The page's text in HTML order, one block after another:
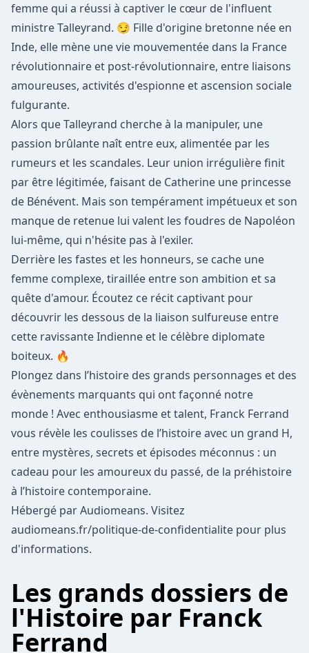
femme qui a réussi à captiver le cœur de l'influent
ministre Talleyrand. 😏 Fille d'origine bretonne née en
Inde, elle mène une vie mouvementée dans la France
révolutionnaire et post-révolutionnaire, entre liaisons
amoureuses, activités d'espionne et ascension sociale
fulgurante.
Alors que Talleyrand cherche à la manipuler, une
passion brûlante naît entre eux, alimentée par les
rumeurs et les scandales. Leur union irrégulière finit
par être légitimée, faisant de Catherine une princesse
de Bénévent. Mais son tempérament impétueux et son
manque de retenue lui valent les foudres de Napoléon
lui-même, qui n'hésite pas à l'exiler.
Derrière les fastes et les honneurs, se cache une
femme complexe, tiraillée entre son ambition et sa
quête d'amour. Écoutez ce récit captivant pour
découvrir les dessous de la liaison sulfureuse entre
cette ravissante Indienne et le célèbre diplomate
boiteux. 🔥
Plongez dans l’histoire des grands personnages et des
évènements marquants qui ont façonné notre
monde ! Avec enthousiasme et talent, Franck Ferrand
vous révèle les coulisses de l’histoire avec un grand H,
entre mystères, secrets et épisodes méconnus : un
cadeau pour les amoureux du passé, de la préhistoire
à l’histoire contemporaine.
Hébergé par Audiomeans. Visitez
audiomeans.fr/politique-de-confidentialite pour plus
d'informations.
Les grands dossiers de
l'Histoire par Franck
Ferrand